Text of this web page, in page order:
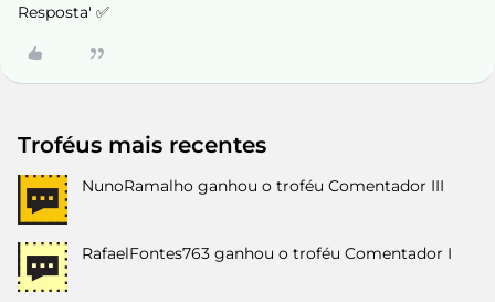
Resposta' ✅
Troféus mais recentes
NunoRamalho ganhou o troféu Comentador III
RafaelFontes763 ganhou o troféu Comentador I